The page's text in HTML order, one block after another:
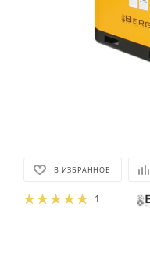
В ИЗБРАННОЕ
1